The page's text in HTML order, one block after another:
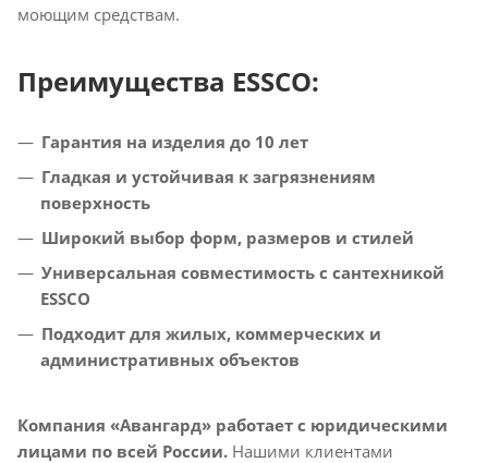
моющим средствам.
Преимущества ESSCO:
Гарантия на изделия до 10 лет
Гладкая и устойчивая к загрязнениям
поверхность
Широкий выбор форм, размеров и стилей
Универсальная совместимость с сантехникой
ESSCO
Подходит для жилых, коммерческих и
административных объектов
Компания «Авангард» работает с юридическими
лицами по всей России. Нашими клиентами